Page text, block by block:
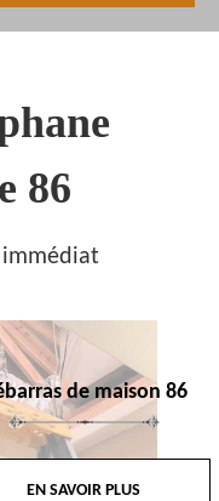
86
de maison 86
EN SAVOIR PLUS